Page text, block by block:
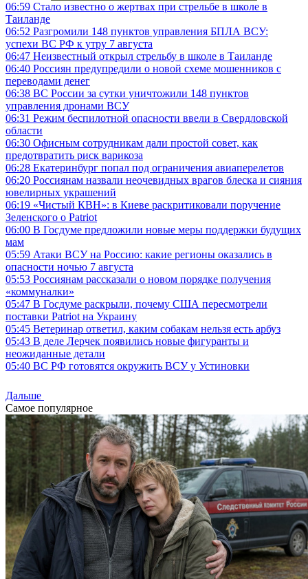
06:59 Стало известно о жертвах при стрельбе в школе в
Таиланде
06:52 Разгромили 148 пунктов управления БПЛА ВСУ:
успехи ВС РФ к утру 7 августа
06:47 Неизвестный открыл стрельбу в школе в Таиланде
06:40 Россиян предупредили о новой схеме мошенников с
переводами денег
06:38 ВС России за сутки уничтожили 148 пунктов
управления дронами ВСУ
06:31 Режим беспилотной опасности ввели в Свердловской
области
06:30 Офисным сотрудникам дали простой совет, как
предотвратить риск варикоза
06:28 Екатеринбург попал под ограничения авиаперелетов
06:20 Россиянам назвали неочевидных врагов блеска и сияния
ювелирных украшений
06:19 «Чистый КВН»: в Киеве раскритиковали поручение
Зеленского о Patriot
06:00 В Госдуме предложили новые меры поддержки будущих
мам
05:59 Атаки ВСУ на Россию: какие регионы оказались в
опасности ночью 7 августа
05:53 Россиянам рассказали о новом порядке получения
«коммуналки»
05:47 В Госдуме раскрыли, почему США пересмотрели
поставки Patriot на Украину
05:45 Ветеринар ответил, каким собакам нельзя есть арбуз
05:43 В деле Лерчек появились новые фигуранты и
неожиданные детали
05:40 ВС РФ готовятся окружить ВСУ у Устиновки
Дальше
Самое популярное